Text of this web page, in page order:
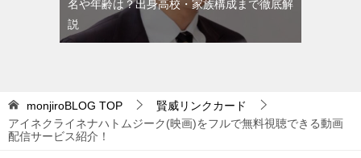
名や年齢は？出身高校・家族構成まで徹底解
説
monjiroBLOG TOP
賢威リンクカード
アイネクライネナハトムジーク(映画)をフルで無料視聴できる動画
配信サービス紹介！